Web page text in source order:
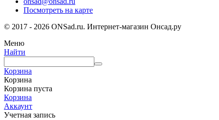
Посмотреть на карте
© 2017 - 2026 ONSad.ru. Интернет-магазин Онсад.ру
Меню
Найти
Корзина
Корзина
Корзина пуста
Корзина
Аккаунт
Учетная запись